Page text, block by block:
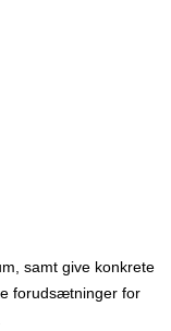
samt give konkrete
forudsætninger for